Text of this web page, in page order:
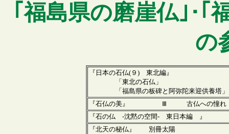
｢福島県の磨崖仏｣ ･ ｢
の
『日本の石仏(９) 東北編』
「東北の石仏」
「福島県の板碑と阿弥陀来迎供養塔」
『石仏の美』 Ⅲ 古仏への憧れ
『石の仏 -沈黙の空間- 東日本編 』
『北天の秘仏』 別冊太陽